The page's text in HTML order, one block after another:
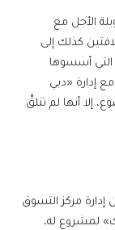
الأجل مع
كذلك إلى
أسسوها
إدارة «دبي
إلا أنها لم تتلقَّ
مركز التسوق
بإقامة «كشك» لمشروع له،